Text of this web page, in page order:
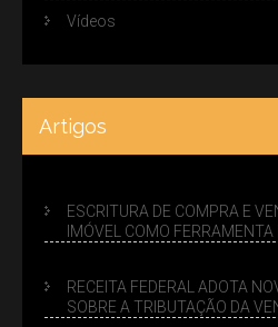
Vídeos
Artigos
ESCRITURA DE COMPRA E
IMÓVEL COMO
RECEITA FEDERAL ADOTA
SOBRE A TRIBUTAÇÃO DA